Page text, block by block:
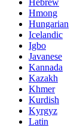
Hmong
Hungarian
Icelandic
Igbo
Javanese
Kannada
Kazakh
Khmer
Kurdish
Kyrgyz
Latin